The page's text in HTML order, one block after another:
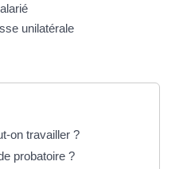
unilatérale
on travailler ?
probatoire ?